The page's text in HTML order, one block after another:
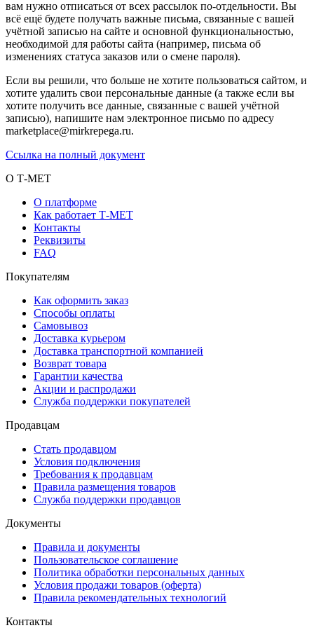
вам нужно отписаться от всех рассылок по-отдельности. Вы
всё ещё будете получать важные письма, связанные с вашей
учётной записью на сайте и основной функциональностью,
необходимой для работы сайта (например, письма об
изменениях статуса заказов или о смене пароля).
Если вы решили, что больше не хотите пользоваться сайтом, и
хотите удалить свои персональные данные (а также если вы
хотите получить все данные, связанные с вашей учётной
записью), напишите нам электронное письмо по адресу
marketplace@mirkrepega.ru.
Ссылка на полный документ
О Т-МЕТ
О платформе
Как работает Т-МЕТ
Контакты
Реквизиты
FAQ
Покупателям
Как оформить заказ
Способы оплаты
Самовывоз
Доставка курьером
Доставка транспортной компанией
Возврат товара
Гарантии качества
Акции и распродажи
Служба поддержки покупателей
Продавцам
Стать продавцом
Условия подключения
Требования к продавцам
Правила размещения товаров
Служба поддержки продавцов
Документы
Правила и документы
Пользовательское соглашение
Политика обработки персональных данных
Условия продажи товаров (оферта)
Правила рекомендательных технологий
Контакты